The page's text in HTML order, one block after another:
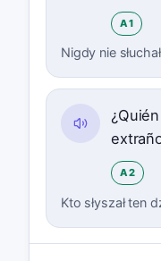
A1
Nigdy nie
A2
Kto słyszał ten